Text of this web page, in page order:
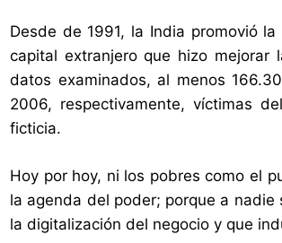
Desde de 1991, la India promovió
capital extranjero que hizo mejorar
datos examinados, al menos
2006, respectivamente, víctimas
ficticia.
Hoy por hoy, ni los pobres como el
la agenda del poder; porque a
la digitalización del negocio y que